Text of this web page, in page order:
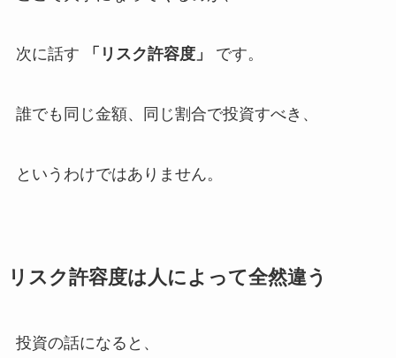
次に話す 「リスク許容度」 です。
誰でも同じ金額、同じ割合で投資すべき、
というわけではありません。
リスク許容度は人によって全然違う
投資の話になると、